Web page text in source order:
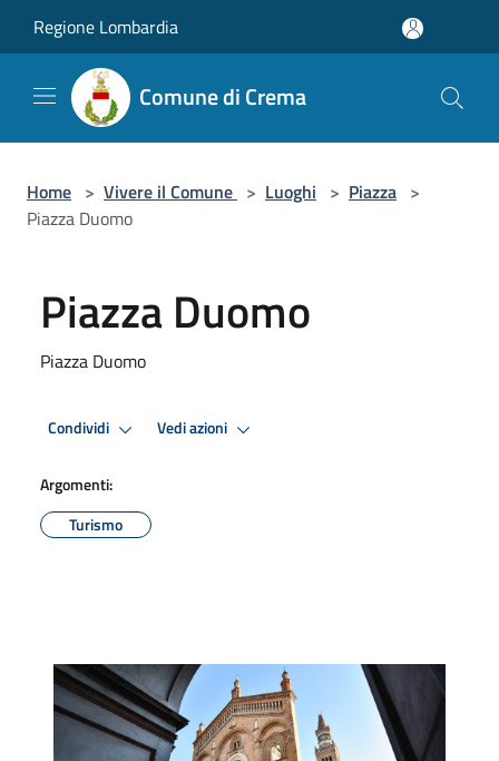
Regione Lombardia
Comune di Crema
Home > Vivere il Comune > Luoghi > Piazza >
Piazza Duomo
Piazza Duomo
Piazza Duomo
Condividi Vedi azioni
Argomenti:
Turismo